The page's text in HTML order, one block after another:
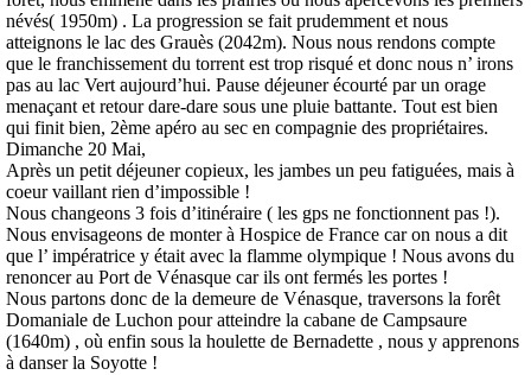
névés( 1950m) . La progression se fait prudemment et nous
atteignons le lac des Grauès (2042m). Nous nous rendons compte
que le franchissement du torrent est trop risqué et donc nous n’ irons
pas au lac Vert aujourd’hui. Pause déjeuner écourté par un orage
menaçant et retour dare-dare sous une pluie battante. Tout est bien
qui finit bien, 2ème apéro au sec en compagnie des propriétaires.
Dimanche 20 Mai,
Après un petit déjeuner copieux, les jambes un peu fatiguées, mais à
coeur vaillant rien d’impossible !
Nous changeons 3 fois d’itinéraire ( les gps ne fonctionnent pas !).
Nous envisageons de monter à Hospice de France car on nous a dit
que l’ impératrice y était avec la flamme olympique ! Nous avons du
renoncer au Port de Vénasque car ils ont fermés les portes !
Nous partons donc de la demeure de Vénasque, traversons la forêt
Domaniale de Luchon pour atteindre la cabane de Campsaure
(1640m) , où enfin sous la houlette de Bernadette , nous y apprenons
à danser la Soyotte !